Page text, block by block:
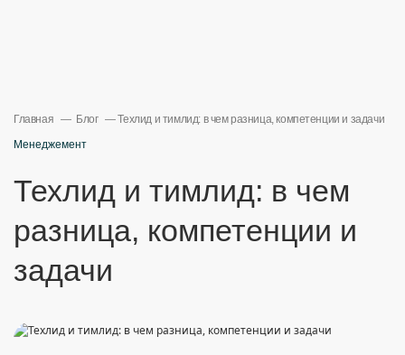
Главная Блог
Техлид и тимлид: в чем разница, компетенции и задачи
Менеджемент
Техлид и тимлид: в чем
разница, компетенции и
задачи